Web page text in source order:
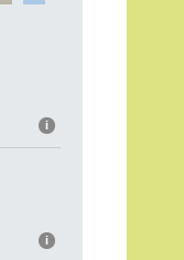
i
i